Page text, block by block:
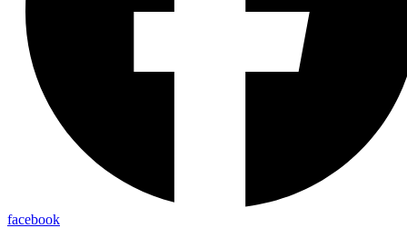
facebook